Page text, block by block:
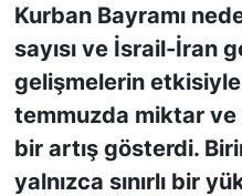
Kurban Bayramı
sayısı ve İsrail-İran
gelişmelerin
temmuzda miktar ve
bir artış gösterdi.
yalnızca sınırlı bir